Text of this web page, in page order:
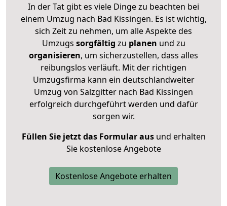
In der Tat gibt es viele Dinge zu beachten bei
einem Umzug nach Bad Kissingen. Es ist wichtig,
sich Zeit zu nehmen, um alle Aspekte des
Umzugs sorgfältig zu planen und zu
organisieren, um sicherzustellen, dass alles
reibungslos verläuft. Mit der richtigen
Umzugsfirma kann ein deutschlandweiter
Umzug von Salzgitter nach Bad Kissingen
erfolgreich durchgeführt werden und dafür
sorgen wir.
Füllen Sie jetzt das Formular ausund erhalten
Sie kostenlose Angebote
Kostenlose Angebote erhalten